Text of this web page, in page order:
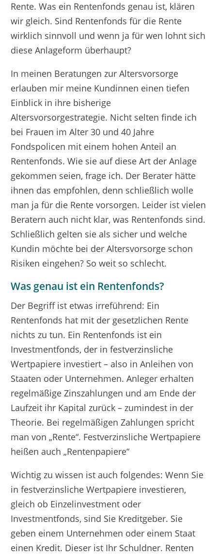
Rente. Was ein Rentenfonds genau ist, klären
wir gleich. Sind Rentenfonds für die Rente
wirklich sinnvoll und wenn ja für wen lohnt sich
diese Anlageform überhaupt?
In meinen Beratungen zur Altersvorsorge
erlauben mir meine Kundinnen einen tiefen
Einblick in ihre bisherige
Altersvorsorgestrategie. Nicht selten finde ich
bei Frauen im Alter 30 und 40 Jahre
Fondspolicen mit einem hohen Anteil an
Rentenfonds. Wie sie auf diese Art der Anlage
gekommen seien, frage ich. Der Berater hätte
ihnen das empfohlen, denn schließlich wolle
man ja für die Rente vorsorgen. Leider ist vielen
Beratern auch nicht klar, was Rentenfonds sind.
Schließlich gelten sie als sicher und welche
Kundin möchte bei der Altersvorsorge schon
Risiken eingehen? So weit so schlecht.
Was genau ist ein Rentenfonds?
Der Begriff ist etwas irreführend: Ein
Rentenfonds hat mit der gesetzlichen Rente
nichts zu tun. Ein Rentenfonds ist ein
Investmentfonds, der in festverzinsliche
Wertpapiere investiert – also in Anleihen von
Staaten oder Unternehmen. Anleger erhalten
regelmäßige Zinszahlungen und am Ende der
Laufzeit ihr Kapital zurück – zumindest in der
Theorie. Bei regelmäßigen Zahlungen spricht
man von „Rente“. Festverzinsliche Wertpapiere
heißen auch „Rentenpapiere“
Wichtig zu wissen ist auch folgendes: Wenn Sie
in festverzinsliche Wertpapiere investieren,
gleich ob Einzelinvestment oder
Investmentfonds, sind Sie Kreditgeber. Sie
geben einem Unternehmen oder einem Staat
einen Kredit. Dieser ist Ihr Schuldner. Renten